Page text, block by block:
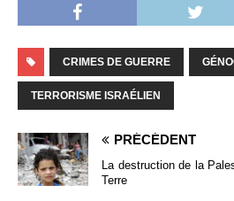
CRIMES DE GUERRE
TERRORISME ISRAÉLIEN
PRÉCÉDENT
La destruction de la
Terre